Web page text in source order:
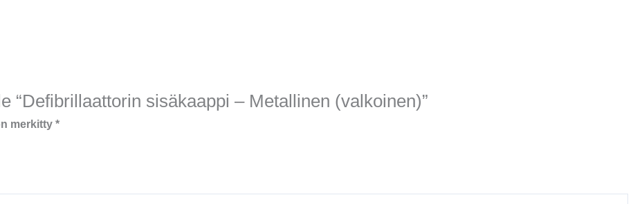
“Defibrillaattorin sisäkaappi – Metallinen (valkoinen)”
merkitty *